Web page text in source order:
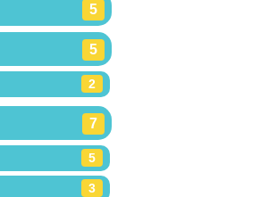
5
5
2
7
5
3